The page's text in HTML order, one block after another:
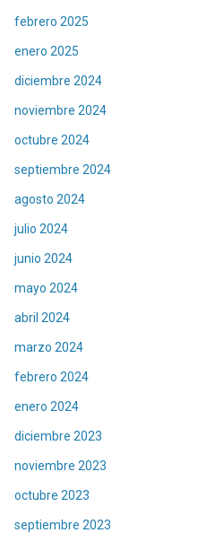
febrero 2025
enero 2025
diciembre 2024
noviembre 2024
octubre 2024
septiembre 2024
agosto 2024
julio 2024
junio 2024
mayo 2024
abril 2024
marzo 2024
febrero 2024
enero 2024
diciembre 2023
noviembre 2023
octubre 2023
septiembre 2023